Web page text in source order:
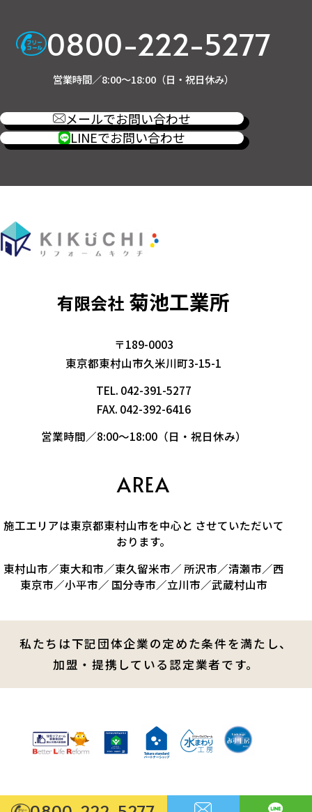
0800-222-5277
営業時間／8:00～18:00（日・祝日休み）
メールでお問い合わせ
LINEでお問い合わせ
有限会社 菊池工業所
〒189-0003
東京都東村山市久米川町3-15-1
TEL. 042-391-5277
FAX. 042-392-6416
営業時間／8:00～18:00（日・祝日休み）
AREA
施工エリアは東京都東村山市を中心と させていただいて
おります。
東村山市／東大和市／東久留米市／ 所沢市／清瀬市／西
東京市／小平市／ 国分寺市／立川市／武蔵村山市
私たちは下記団体企業の定めた条件を満たし、
加盟・提携している認定業者です。